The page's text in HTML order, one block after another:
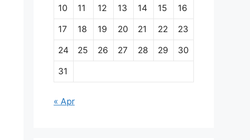
10 11 12 13 14 15 16
17 18 19 20 21 22 23
24 25 26 27 28 29 30
31
« Apr